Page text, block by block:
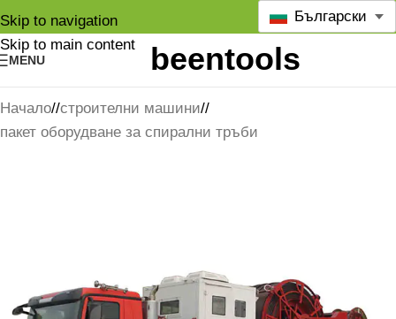
Skip to navigation
Skip to main content
MENU
Български
Начало/ строителни машини/
пакет оборудване за спирални тръби